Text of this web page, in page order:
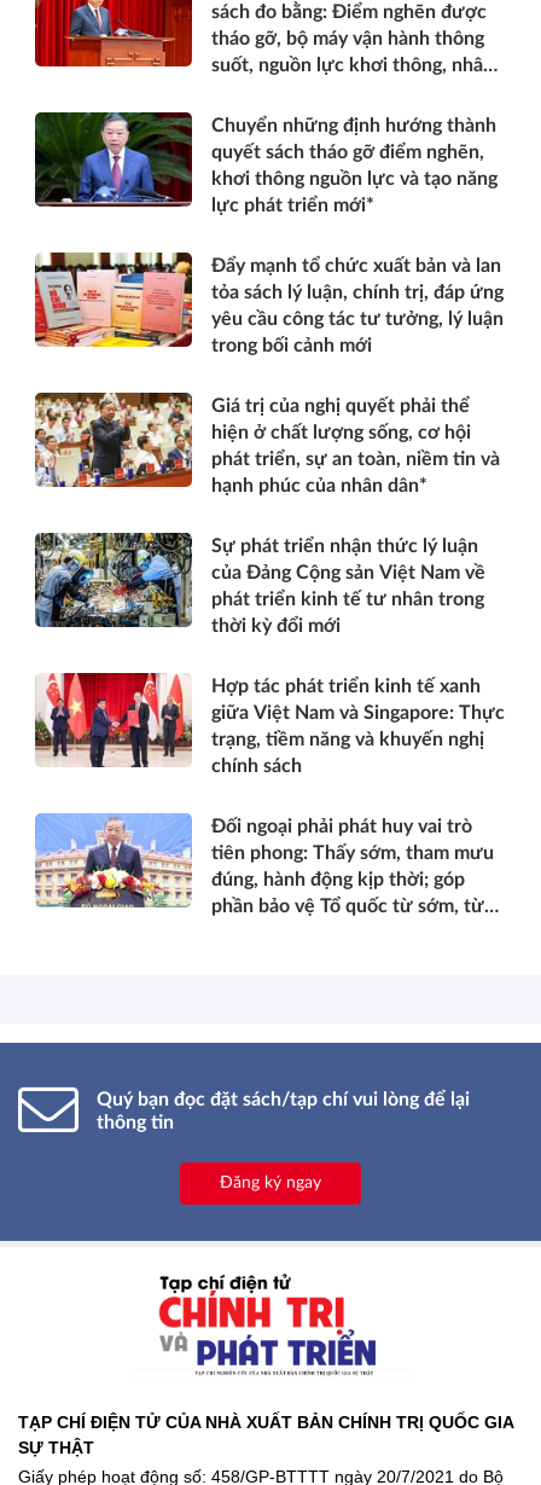
sách đo bằng: Điểm nghẽn được
tháo gỡ, bộ máy vận hành thông
suốt, nguồn lực khơi thông, nhân
hơn*
Chuyển những định hướng thành
quyết sách tháo gỡ điểm nghẽn,
khơi thông nguồn lực và tạo năng
lực phát triển mới*
Đẩy mạnh tổ chức xuất bản và lan
tỏa sách lý luận, chính trị, đáp ứng
yêu cầu công tác tư tưởng, lý luận
trong bối cảnh mới
Giá trị của nghị quyết phải thể
hiện ở chất lượng sống, cơ hội
phát triển, sự an toàn, niềm tin và
hạnh phúc của nhân dân*
Sự phát triển nhận thức lý luận
của Đảng Cộng sản Việt Nam về
phát triển kinh tế tư nhân trong
thời kỳ đổi mới
Hợp tác phát triển kinh tế xanh
giữa Việt Nam và Singapore: Thực
trạng, tiềm năng và khuyến nghị
chính sách
Đối ngoại phải phát huy vai trò
tiên phong: Thấy sớm, tham mưu
đúng, hành động kịp thời; góp
phần bảo vệ Tổ quốc từ sớm, từ
Quý bạn đọc đặt sách/tạp chí vui lòng để lại
thông tin
Đăng ký ngay
TẠP CHÍ ĐIỆN TỬ CỦA NHÀ XUẤT BẢN CHÍNH TRỊ QUỐC GIA
SỰ THẬT
Giấy phép hoạt động số: 458/GP-BTTTT ngày 20/7/2021 do Bộ